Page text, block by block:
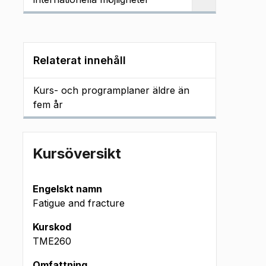
Relaterat innehåll
Kurs- och programplaner äldre än
fem år
Kursöversikt
Engelskt namn
Fatigue and fracture
Kurskod
TME260